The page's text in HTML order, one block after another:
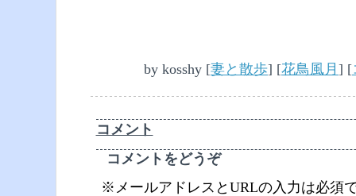
by kosshy [妻と散歩] [花鳥風月 ] [
コメント
コメントをどうぞ
※メールアドレスとURLの入力は必須